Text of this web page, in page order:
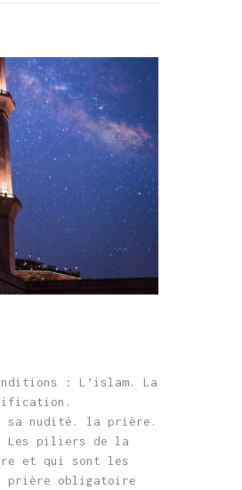
: L’islam. La
sa nudité. la prière.
Les piliers de la
et qui sont les
prière obligatoire